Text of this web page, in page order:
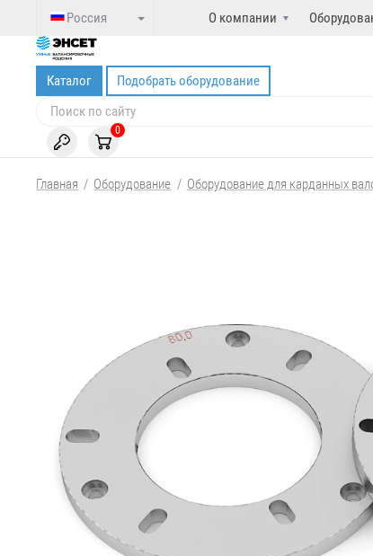
Россия О компании
Каталог Подобрать оборудование
0
Главная / Оборудование / Оборудование для карданных